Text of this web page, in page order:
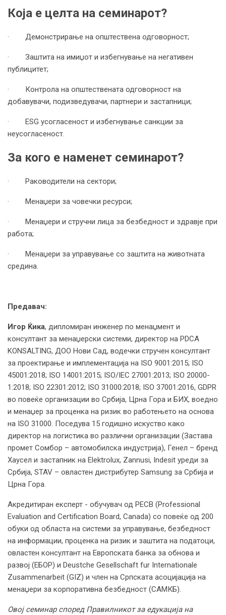
Која е целта на семинарот?
· Демонстрирање на општествена одговорност;
· Заштита на имиџот и избегнување на негативен
публицитет;
· Контрола на општествената одговорност на
добавувачи, подизведувачи, партнери и застапници;
· ESG усогласеност и избегнување санкции за
неусогласеност.
За кого е наменет семинарот?
· Раководители на сектори;
· Менаџери за човечки ресурси;
· Менаџери и стручни лица за безбедност и здравје при
работа;
· Менаџери за управување со заштита на животната
средина.
Предавач:
Игор Ќика, дипломиран инженер по менаџмент и
консултант за менаџерски системи, директор на PDCA
KONSALTING, ДОО Нови Сад, водечки стручен консултант
за проектирање и имплементација на ISO 9001:2015; ISO
45001:2018; ISO 14001:2015; ISO/IEC 27001:2013; ISO 20000-
1:2018; ISO 22301:2012; ISO 31000:2018; ISO 37001:2016, GDPR
во повеќе организации во Србија, Црна Гора и БИХ, воедно
и менаџер за проценка на ризик во работењето на основа
на ISO 31000. Поседува 15 годишно искуство како
директор на логистика во различни организации (Застава
промет Сомбор – автомобилска индустрија), Генел – бренд
Хаусел и застапник на Elektrolux, Zannusi, Indesit уреди за
Србија, STAV – овластен дистрибутер Samsung за Србија и
Црна Гора.
Акредитиран експерт - обучувач од PECB (Professional
Evaluation and Certification Board, Canada) со повеќе од 200
обуки од областа на системи за управување, безбедност
на информации, проценка на ризик и заштита на податоци,
овластен консултант на Европската банка за обнова и
развој (ЕБОР) и Deustche Gesellschaft fur Internationale
Zusammenarbeit (GIZ) и член на Српската асоцијација на
менаџери за корпоративна безбедност (САМКБ).
Овој семинар според Правилникот за едукација на